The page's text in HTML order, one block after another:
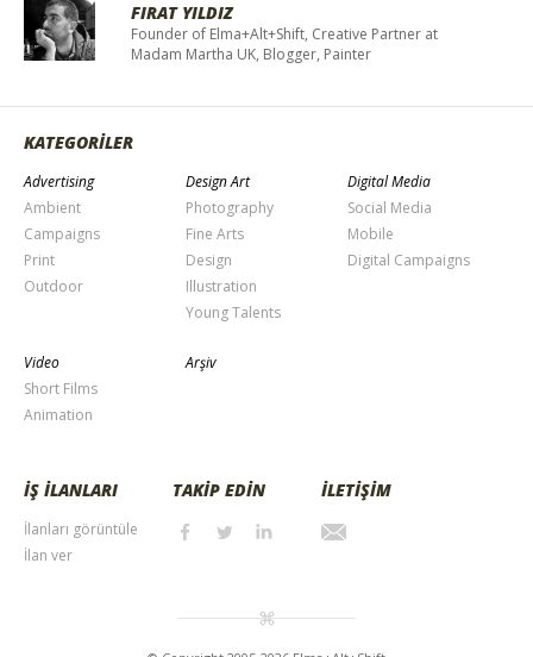
FIRAT YILDIZ
Founder of Elma+Alt+Shift, Creative Partner at
Madam Martha UK, Blogger, Painter
KATEGORİLER
Advertising
Ambient
Campaigns
Print
Outdoor
Design Art
Photography
Fine Arts
Design
Illustration
Young Talents
Digital Media
Social Media
Mobile
Digital Campaigns
Video
Short Films
Animation
Arşiv
İŞ İLANLARI
İlanları görüntüle
İlan ver
TAKİP EDİN İLETİŞİM